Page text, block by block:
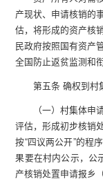
产现状、申请核销的
估，将形成的资产核
民政府按照国有资产
全国防止返贫监测和
第五条 确权到村
（一）村集体
评估，形成初步核销
按“四议两公开”的程
果要在村内公示，公
产核销处置申请报乡